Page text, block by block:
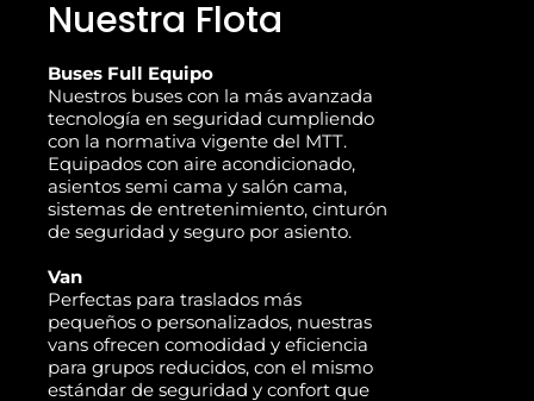
Nuestra Flota
Buses Full Equipo
Nuestros buses con la más avanzada
tecnología en seguridad cumpliendo
con la normativa vigente del MTT.
Equipados con aire acondicionado,
asientos semi cama y salón cama,
sistemas de entretenimiento, cinturón
de seguridad y seguro por asiento.
Van
Perfectas para traslados más
pequeños o personalizados, nuestras
vans ofrecen comodidad y eficiencia
para grupos reducidos, con el mismo
estándar de seguridad y confort que